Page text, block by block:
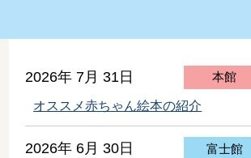
2026年 7月 31日 本館
オススメ赤ちゃん絵本の紹介
2026年 6月 30日 富士館